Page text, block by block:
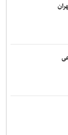
ابهت پوشالی
سرعت می‌گیرد
مشخص نیست
و سرنشینان